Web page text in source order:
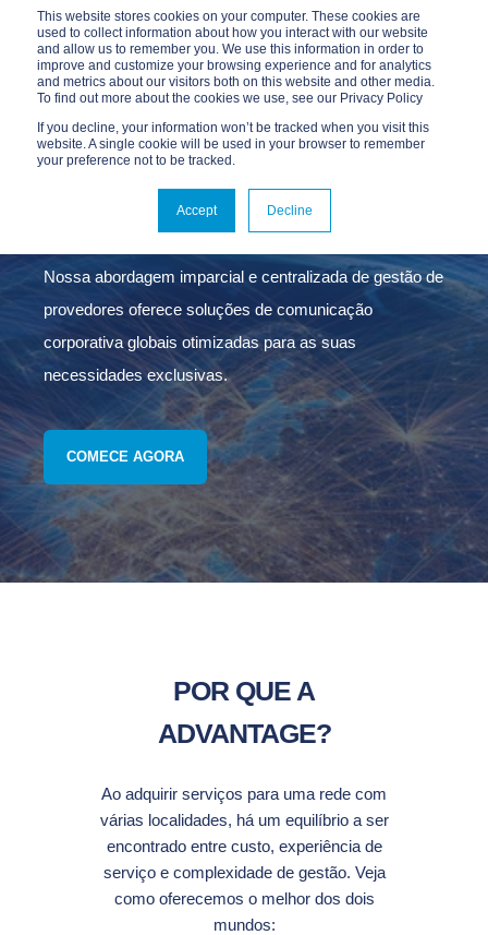
This website stores cookies on your computer. These cookies are
used to collect information about how you interact with our website
and allow us to remember you. We use this information in order to
improve and customize your browsing experience and for analytics
and metrics about our visitors both on this website and other media.
To find out more about the cookies we use, see our Privacy Policy
If you decline, your information won’t be tracked when you visit this
website. A single cookie will be used in your browser to remember
your preference not to be tracked.
Accept Decline
CONECTIVIDADE
GLOBAL
Nossa abordagem imparcial e centralizada de gestão de
provedores oferece soluções de comunicação
corporativa globais otimizadas para as suas
necessidades exclusivas.
COMECE AGORA
POR QUE A
ADVANTAGE?
Ao adquirir serviços para uma rede com
várias localidades, há um equilíbrio a ser
encontrado entre custo, experiência de
serviço e complexidade de gestão. Veja
como oferecemos o melhor dos dois
mundos: